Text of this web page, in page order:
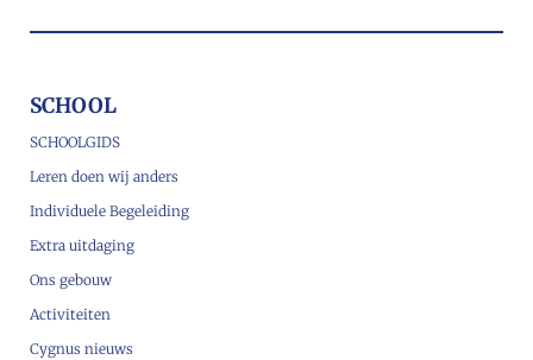
SCHOOL
SCHOOLGIDS
Leren doen wij anders
Individuele Begeleiding
Extra uitdaging
Ons gebouw
Activiteiten
Cygnus nieuws